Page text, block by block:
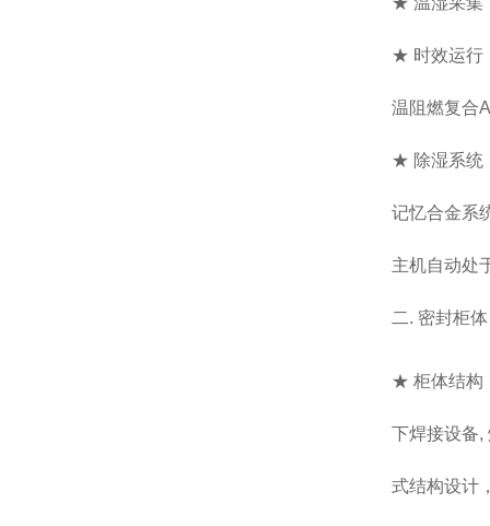
★ 时效运行
温阻燃复合
★ 除湿系统
记忆合金系
主机自动处
二. 密封柜
★ 柜体结构
下焊接设备,
式结构设计